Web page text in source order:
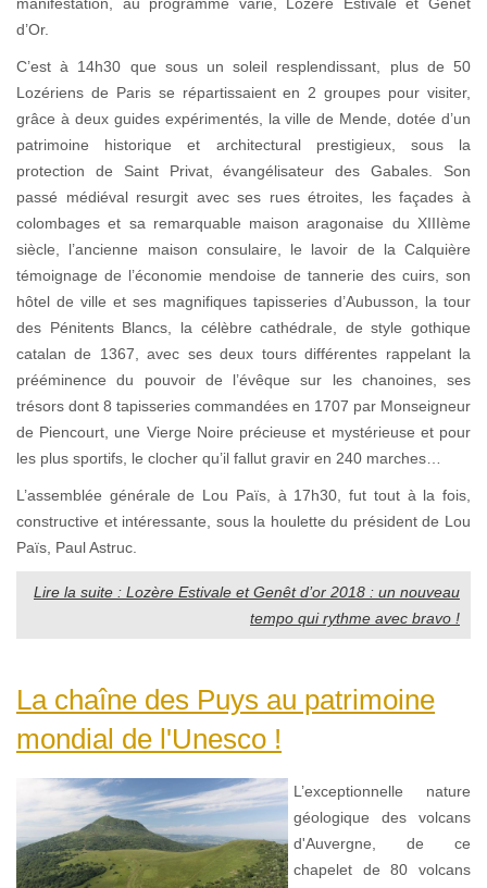
manifestation, au programme varié, Lozère Estivale et Genêt
d’Or.
C’est à 14h30 que sous un soleil resplendissant, plus de 50
Lozériens de Paris se répartissaient en 2 groupes pour visiter,
grâce à deux guides expérimentés, la ville de Mende, dotée d’un
patrimoine historique et architectural prestigieux, sous la
protection de Saint Privat, évangélisateur des Gabales. Son
passé médiéval resurgit avec ses rues étroites, les façades à
colombages et sa remarquable maison aragonaise du XIIIème
siècle, l’ancienne maison consulaire, le lavoir de la Calquière
témoignage de l’économie mendoise de tannerie des cuirs, son
hôtel de ville et ses magnifiques tapisseries d’Aubusson, la tour
des Pénitents Blancs, la célèbre cathédrale, de style gothique
catalan de 1367, avec ses deux tours différentes rappelant la
prééminence du pouvoir de l’évêque sur les chanoines, ses
trésors dont 8 tapisseries commandées en 1707 par Monseigneur
de Piencourt, une Vierge Noire précieuse et mystérieuse et pour
les plus sportifs, le clocher qu’il fallut gravir en 240 marches…
L’assemblée générale de Lou Païs, à 17h30, fut tout à la fois,
constructive et intéressante, sous la houlette du président de Lou
Païs, Paul Astruc.
Lire la suite : Lozère Estivale et Genêt d’or 2018 : un nouveau
tempo qui rythme avec bravo !
La chaîne des Puys au patrimoine
mondial de l'Unesco !
L’exceptionnelle nature
géologique des volcans
d'Auvergne, de ce
chapelet de 80 volcans